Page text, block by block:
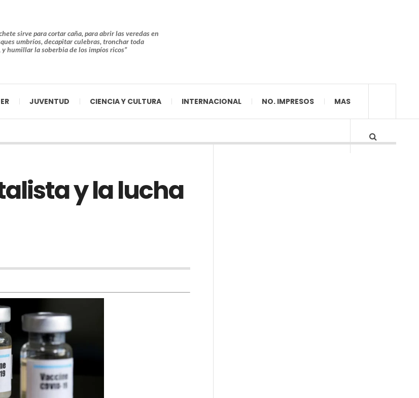
sirve para cortar caña, para abrir las veredas en
umbríos, decapitar culebras, tronchar toda
y humillar la soberbia de los impíos ricos”
JUVENTUD CIENCIA Y CULTURA INTERNACIONAL NO. IMPRESOS MAS
y la lucha